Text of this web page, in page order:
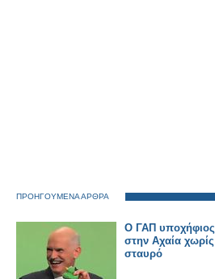
ΠΡΟΗΓΟΥΜΕΝΑ ΑΡΘΡΑ
Ο ΓΑΠ υποχήφιος
στην Αχαία χωρίς
σταυρό